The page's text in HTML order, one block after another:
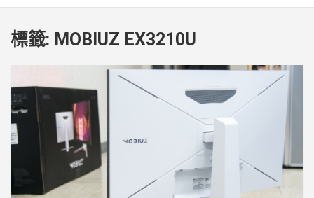
標籤: MOBIUZ EX3210U